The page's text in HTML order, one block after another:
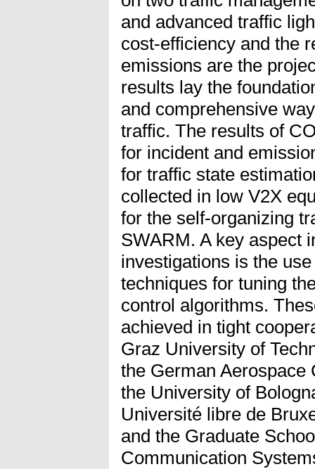
and advanced traffic
cost-efficiency and the
emissions are the
results lay the
and comprehensive
traffic. The results of
for incident and
for traffic state
collected in low V2X
for the self-organizing
SWARM. A key aspect
investigations is the
techniques for tuning
control algorithms.
achieved in tight
Graz University of
the German
the University of
Université libre de
and the Graduate
Communication